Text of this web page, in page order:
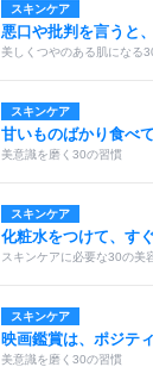
スキンケア
悪口や批判を言うと
美しくつやのある肌になる
スキンケア
甘いものばかり食べ
美意識を磨く30の習慣
スキンケア
化粧水をつけて、す
スキンケアに必要な30の美
スキンケア
映画鑑賞は、ポジテ
美意識を磨く30の習慣